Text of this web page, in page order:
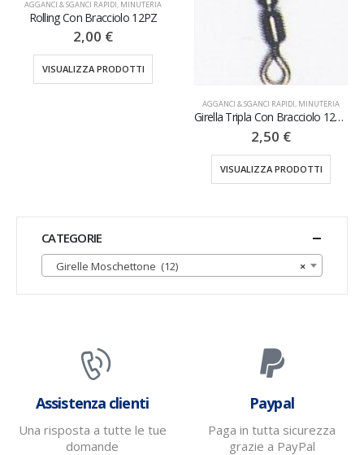
AGGANCI & SGANCI RAPIDI MINUTERIA
Rolling Con Bracciolo 12PZ
2,00 €
VISUALIZZA PRODOTTI
AGGANCI & SGANCI RAPIDI, MINUTERIA
Girella Tripla Con Bracciolo 12PZ
2,50 €
VISUALIZZA PRODOTTI
CATEGORIE
×
Girelle Moschettone (12)
Assistenza clienti
Una risposta a tutte le tue
domande
Paypal
Paga in tutta sicurezza
grazie a PayPal